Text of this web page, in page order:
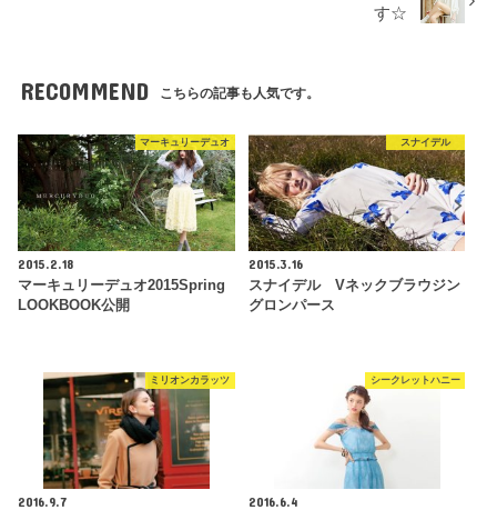
す☆
RECOMMEND こちらの記事も人気です。
マーキュリーデュオ
2015.2.18
マーキュリーデュオ2015Spring
LOOKBOOK公開
スナイデル
2015.3.16
スナイデル Vネックブラウジン
グロンパース
ミリオンカラッツ
2016.9.7
シークレットハニー
2016.6.4